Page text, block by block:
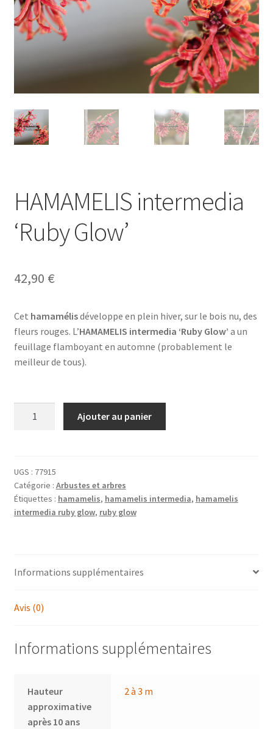
HAMAMELIS intermedia
‘Ruby Glow’
42,90 €
Cet hamamélisdéveloppe en plein hiver, sur le bois nu, des
fleurs rouges. L’HAMAMELIS intermedia ‘Ruby Glow’ a un
feuillage flamboyant en automne (probablement le
meilleur de tous).
'Ruby
Glow'
Ajouter au panier
UGS : 77915
Catégorie : Arbustes et arbres
Étiquettes : hamamelis, hamamelis intermedia, hamamelis
intermedia ruby glow, ruby glow
Informations supplémentaires
Avis (0)
Informations supplémentaires
Hauteur
approximative
après 10 ans
2 à 3 m